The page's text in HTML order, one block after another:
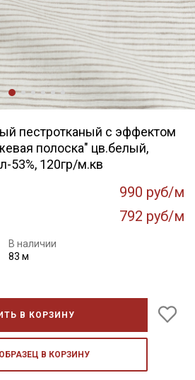
пестротканый с эффектом
полоска" цв.белый,
53%, 120гр/м.кв
990 руб/м
792 руб/м
В наличии
83 м
В КОРЗИНУ
В КОРЗИНУ